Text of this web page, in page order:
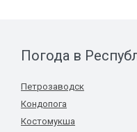
Погода в
Петрозаводск
Кондопога
Костомукша